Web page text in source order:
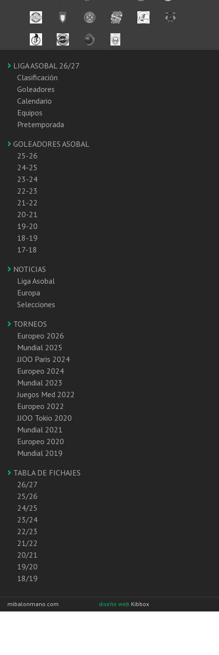
LIGA ASOBAL 26/27
Clasificación
Goleadores
Calendario
Equipos
Pretemporada
GOLEADORES ASOBAL
25-26
24-25
23-24
22-23
21-22
20-21
19-20
18-19
17-18
NOTICIAS
Liga Asobal
Europa
Selecciones
TORNEOS
Europeo 2026
Mundial 2025
JJOO Paris 2024
Europeo 2024
Mundial 2023
Juegos Med 2022
Europeo 2022
JJOO Tokio 2020
Mundial 2021
Europeo 2020
Mundial 2019
TABLA DE FICHAJES
26/27
25/26
24/25
23/24
22/23
21/22
20/21
19/20
18/19
mibalonmano.com diseño web Kibbox